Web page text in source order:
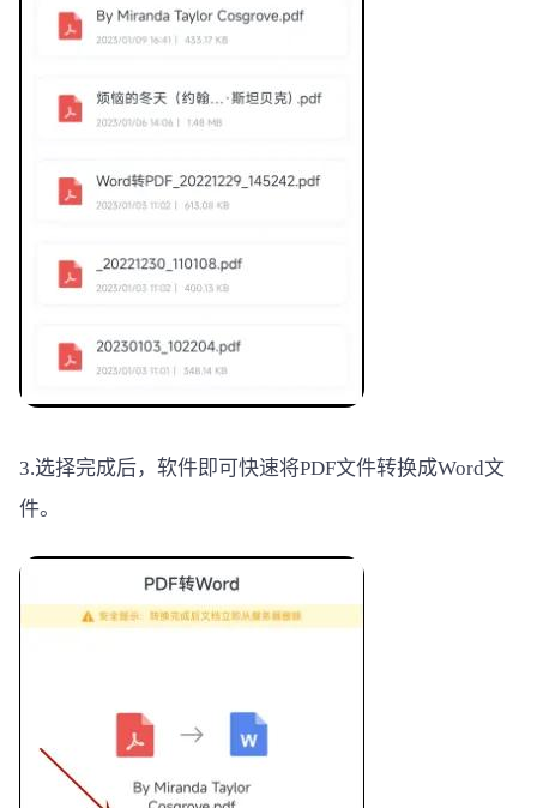
3.选择完成后，软件即可快速将PDF文件转换成Word文
件。